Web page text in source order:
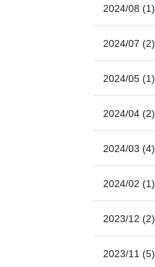
2024/08 (1)
2024/07 (2)
2024/05 (1)
2024/04 (2)
2024/03 (4)
2024/02 (1)
2023/12 (2)
2023/11 (5)